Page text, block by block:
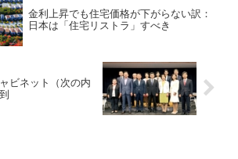
金利上昇でも住宅価格が下がらない訳：
日本は「住宅リストラ」すべき
ビネット（次の内